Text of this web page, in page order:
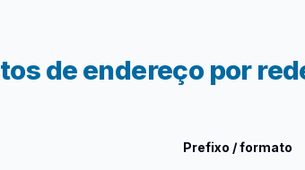
de endereço por
Prefixo / formato